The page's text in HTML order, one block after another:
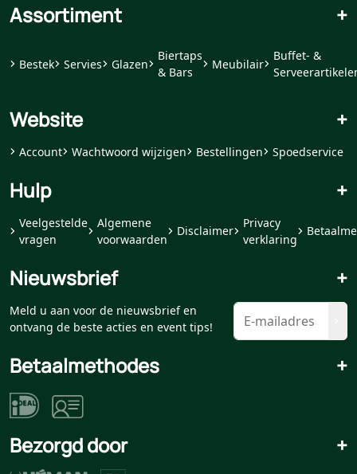
Assortiment +
Bestek Servies Glazen
Biertaps
& Bars
Meubilair
Buffet- &
Website +
Account Wachtwoord wijzigen Bestellingen Spoedservice
Hulp +
Veelgestelde
vragen
Algemene
voorwaarden
Disclaimer
Privacy
verklaring
Nieuwsbrief +
Meld u aan voor de nieuwsbrief en
ontvang de beste acties en event tips!
Betaalmethodes +
Bezorgd door +